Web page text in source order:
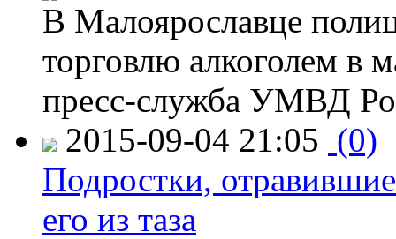
В Малоярославце
торговлю алкоголем в
пресс-служба УМВД
2015-09-04 21:05 (0)
Подростки,
его из таза